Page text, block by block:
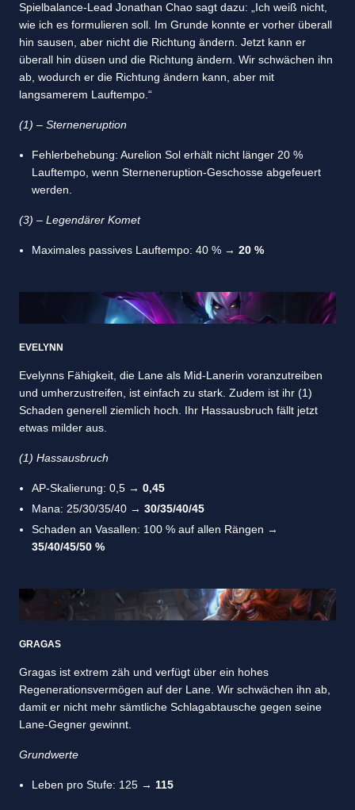
Spielbalance-Lead Jonathan Chao sagt dazu: „Ich weiß nicht,
wie ich es formulieren soll. Im Grunde konnte er vorher überall
hin sausen, aber nicht die Richtung ändern. Jetzt kann er
überall hin düsen und die Richtung ändern. Wir schwächen ihn
ab, wodurch er die Richtung ändern kann, aber mit
langsamerem Lauftempo.“
(1) – Sterneneruption
Fehlerbehebung: Aurelion Sol erhält nicht länger 20 %
Lauftempo, wenn Sterneneruption-Geschosse abgefeuert
werden.
(3) – Legendärer Komet
Maximales passives Lauftempo: 40 % → 20 %
EVELYNN
Evelynns Fähigkeit, die Lane als Mid-Lanerin voranzutreiben
und umherzustreifen, ist einfach zu stark. Zudem ist ihr (1)
Schaden generell ziemlich hoch. Ihr Hassausbruch fällt jetzt
etwas milder aus.
(1) Hassausbruch
AP-Skalierung: 0,5 → 0,45
Mana: 25/30/35/40 → 30/35/40/45
Schaden an Vasallen: 100 % auf allen Rängen →
35/40/45/50 %
GRAGAS
Gragas ist extrem zäh und verfügt über ein hohes
Regenerationsvermögen auf der Lane. Wir schwächen ihn ab,
damit er nicht mehr sämtliche Schlagabtausche gegen seine
Lane-Gegner gewinnt.
Grundwerte
Leben pro Stufe: 125 → 115